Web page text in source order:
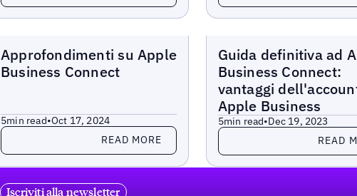
Approfondimenti su Apple
Business Connect
5min read•Oct 17, 2024
Read more READ MORE
Guida definitiva ad
Business Connect:
vantaggi
Apple Business
5min read•Dec 19, 2023
Read more READ
Iscriviti alla newsletter